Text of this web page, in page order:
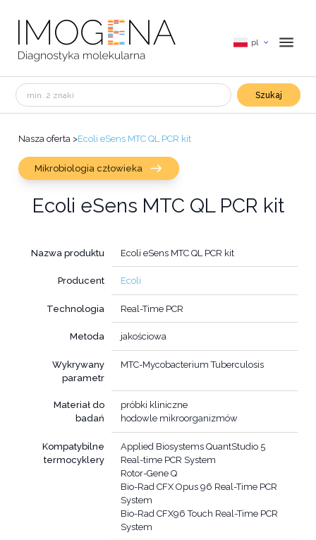
pl
Szukaj
Nasza oferta >Ecoli eSens MTC QL PCR kit
Mikrobiologia człowieka
Ecoli eSens MTC QL PCR kit
Nazwa produktu Ecoli eSens MTC QL PCR kit
Producent Ecoli
Technologia Real-Time PCR
Metoda jakościowa
Wykrywany
parametr
MTC-Mycobacterium Tuberculosis
Materiał do
badań
próbki kliniczne
hodowle mikroorganizmów
Kompatybilne
termocyklery
Applied Biosystems QuantStudio 5
Real-time PCR System
Rotor-Gene Q
Bio-Rad CFX Opus 96 Real-Time PCR
System
Bio-Rad CFX96 Touch Real-Time PCR
System